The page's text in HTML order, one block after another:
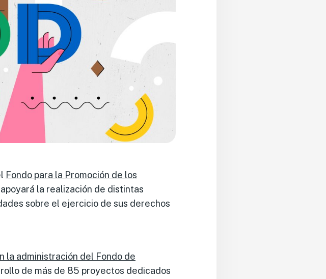
Fondo para la Promoción de los
la realización de distintas
sobre el ejercicio de sus derechos
la administración del Fondo de
de más de 85 proyectos dedicados